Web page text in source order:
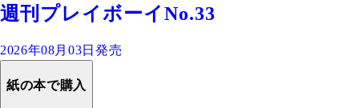
週刊プレイボーイNo.33
2026年08月03日発売
紙の本で購入